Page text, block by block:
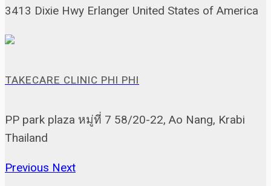
3413 Dixie Hwy Erlanger United States of America
TAKECARE CLINIC PHI PHI
PP park plaza หมู่ที่ 7 58/20-22, Ao Nang, Krabi
Thailand
Previous Next